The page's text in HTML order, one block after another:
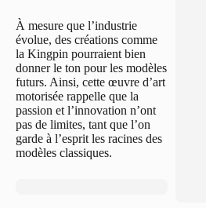
À mesure que l’industrie
évolue, des créations comme
la Kingpin pourraient bien
donner le ton pour les modèles
futurs. Ainsi, cette œuvre d’art
motorisée rappelle que la
passion et l’innovation n’ont
pas de limites, tant que l’on
garde à l’esprit les racines des
modèles classiques.